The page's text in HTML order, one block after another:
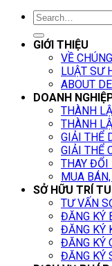
GIỚI THIỆU
VỀ
LUẬT SƯ
ABOUT
DOANH
THÀNH
THÀNH
GIẢI THỂ
GIẢI THỂ
THAY ĐỔI
MUA
SỞ HỮU TRÍ
TƯ VẤN
ĐĂNG KÝ
ĐĂNG KÝ
ĐĂNG KÝ
ĐĂNG KÝ